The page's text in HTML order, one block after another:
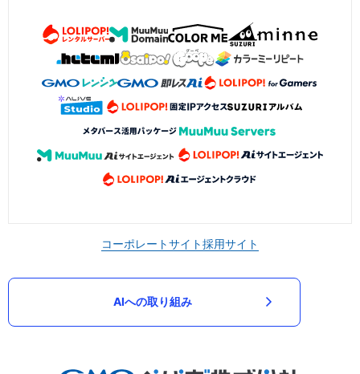
コーポレートサイト採用サイト
AIへの取り組み